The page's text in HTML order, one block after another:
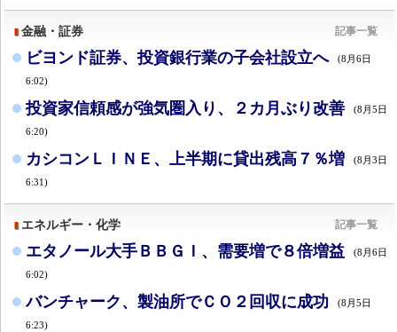
金融・証券 記事一覧
ビヨンド証券、投資銀行業の子会社設立へ (8月6日
6:02)
投資家信頼感が強気圏入り、２カ月ぶり改善 (8月5日
6:20)
カシコンＬＩＮＥ、上半期に貸出残高７％増 (8月3日
6:31)
エネルギー・化学 記事一覧
エタノール大手ＢＢＧＩ、需要増で８倍増益 (8月6日
6:02)
バンチャーク、製油所でＣＯ２回収に成功 (8月5日
6:23)